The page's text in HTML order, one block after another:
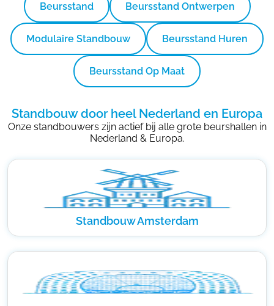
Beursstand Beursstand Ontwerpen
Modulaire Standbouw Beursstand Huren
Beursstand Op Maat
Standbouw door heel Nederland en Europa
Onze standbouwers zijn actief bij alle grote beurshallen in
Nederland & Europa.
Standbouw Amsterdam